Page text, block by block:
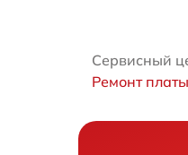
Сервисный
Ремонт